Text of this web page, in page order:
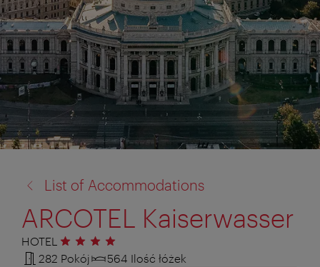
do:
List of Accommodations
ARCOTEL Kaiserwasser
HOTEL 4 gwiazdki
282 Pokój
564 Ilość łóżek